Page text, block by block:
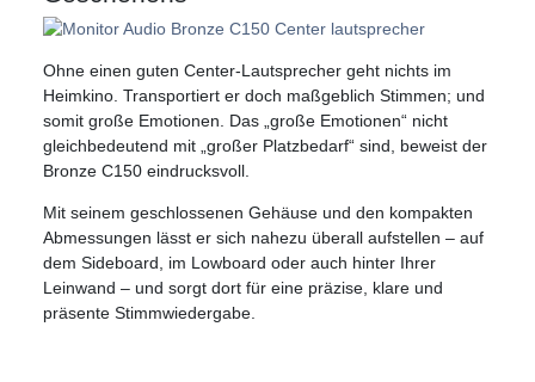
Ohne einen guten Center-Lautsprecher geht nichts im
Heimkino. Transportiert er doch maßgeblich Stimmen; und
somit große Emotionen. Das „große Emotionen“ nicht
gleichbedeutend mit „großer Platzbedarf“ sind, beweist der
Bronze C150 eindrucksvoll.
Mit seinem geschlossenen Gehäuse und den kompakten
Abmessungen lässt er sich nahezu überall aufstellen – auf
dem Sideboard, im Lowboard oder auch hinter Ihrer
Leinwand – und sorgt dort für eine präzise, klare und
präsente Stimmwiedergabe.